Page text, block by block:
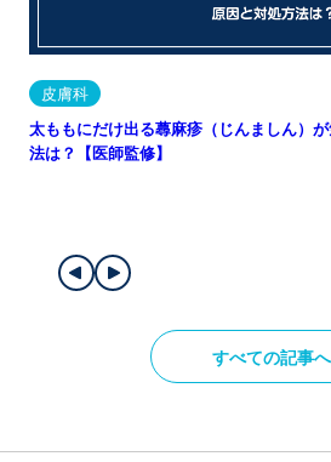
皮膚科
太ももにだけ出る蕁麻疹（じんましん）
法は？【医師監修】
すべての記事へ